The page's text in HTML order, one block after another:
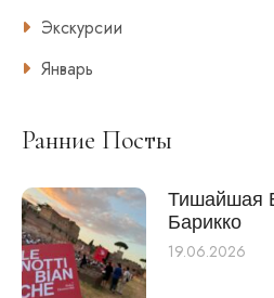
Экскурсии
Январь
Ранние Посты
Тишайшая
Барикко
19.06.2026